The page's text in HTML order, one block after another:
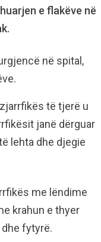
e flakëve në
në spital,
të tjerë u
janë dërguar
lehta dhe djegie
me lëndime
krahun e thyer
fytyrë.